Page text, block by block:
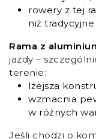
rowery z tej
niż
Rama z
jazdy –
terenie:
lżejsza
wzmacnia
w różnych
Jeśli chodzi o